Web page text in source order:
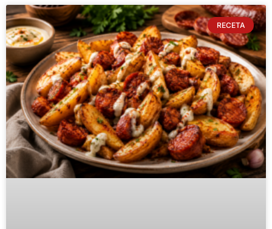
RECETA